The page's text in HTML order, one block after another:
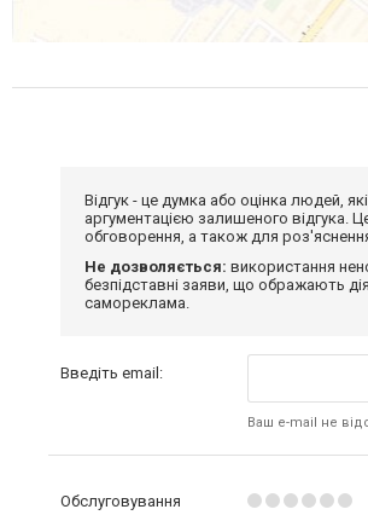
Відгук - це думка або оцінка людей,
аргументацією залишеного відгука.
обговорення, а також для
Не дозволяється: використання
безпідставні заяви, що ображають
самореклама.
Введіть email:
Ваш e-mail не
Обслуговування